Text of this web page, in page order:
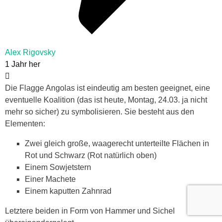
Alex Rigovsky
1 Jahr her
Die Flagge Angolas ist eindeutig am besten geeignet, eine
eventuelle Koalition (das ist heute, Montag, 24.03. ja nicht
mehr so sicher) zu symbolisieren. Sie besteht aus den
Elementen:
Zwei gleich große, waagerecht unterteilte Flächen in
Rot und Schwarz (Rot natürlich oben)
Einem Sowjetstern
Einer Machete
Einem kaputten Zahnrad
Letztere beiden in Form von Hammer und Sichel